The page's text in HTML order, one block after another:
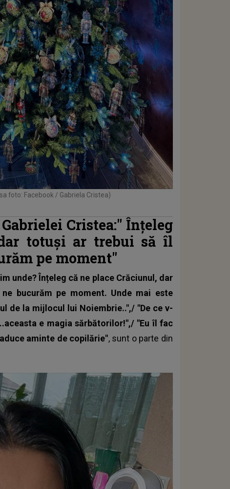
foto: Facebook / Gabriela Cristea)
Cristea:" Înțeleg
totuși ar trebui să îl
pe moment"
unde? Înțeleg că ne place Crăciunul, dar
bucurăm pe moment. Unde mai este
de la mijlocul lui Noiembrie..",/ "De ce v-
e magia sărbătorilor!",/ "Eu îl fac
aminte de copilărie", sunt o parte din